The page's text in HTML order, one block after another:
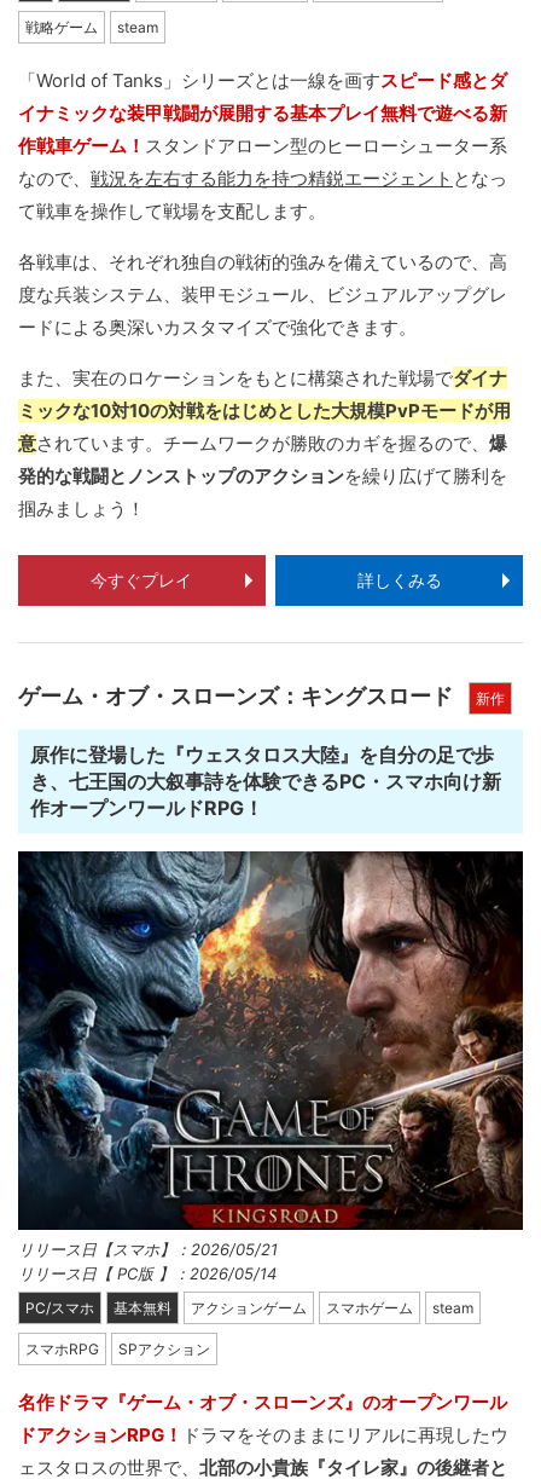
戦略ゲーム steam
「World of Tanks」シリーズとは一線を画すスピード感とダ
イナミックな装甲戦闘が展開する基本プレイ無料で遊べる新
作戦車ゲーム！ スタンドアローン型のヒーローシューター系
なので、 戦況を左右する能力を持つ精鋭エージェント となっ
て戦車を操作して戦場を支配します。
各戦車は、それぞれ独自の戦術的強みを備えているので、高
度な兵装システム、装甲モジュール、ビジュアルアップグレ
ードによる奥深いカスタマイズで強化できます。
また、実在のロケーションをもとに構築された戦場でダイナ
ミックな10対10の対戦をはじめとした大規模PvPモードが用
意されています。チームワークが勝敗のカギを握るので、 爆
発的な戦闘とノンストップのアクションを繰り広げて勝利を
掴みましょう！
今すぐプレイ 詳しくみる
ゲーム・オブ・スローンズ：キングスロード 新作
原作に登場した『ウェスタロス大陸』を自分の足で歩
き、七王国の大叙事詩を体験できるPC・スマホ向け新
作オープンワールドRPG！
リリース日【スマホ】：2026/05/21
リリース日【 PC版 】：2026/05/14
PC/スマホ 基本無料 アクションゲーム スマホゲーム steam
スマホRPG SPアクション
名作ドラマ『ゲーム・オブ・スローンズ』のオープンワール
ドアクションRPG！ ドラマをそのままにリアルに再現したウ
ェスタロスの世界で、 北部の小貴族『タイレ家』の後継者と